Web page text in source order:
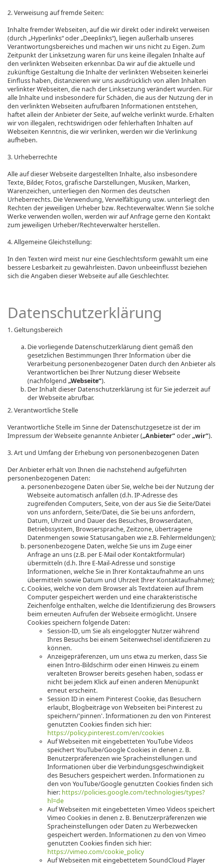
2. Verweisung auf fremde Seiten:
Inhalte fremder Webseiten, auf die wir direkt oder indirekt verweisen
(durch „Hyperlinks“ oder „Deeplinks“), liegen außerhalb unseres
Verantwortungsbereiches und machen wir uns nicht zu Eigen. Zum
Zeitpunkt der Linksetzung waren für uns keine illegalen Inhalte auf
den verlinkten Webseiten erkennbar. Da wir auf die aktuelle und
zukünftige Gestaltung die Inhalte der verlinkten Webseiten keinerlei
Einfluss haben, distanzieren wir uns ausdrücklich von allen Inhalten
verlinkter Webseiten, die nach der Linksetzung verändert wurden. Für
alle Inhalte und insbesondere für Schäden, die aus der Nutzung der in
den verlinkten Webseiten aufrufbaren Informationen entstehen,
haftet allein der Anbieter der Seite, auf welche verlinkt wurde. Erhalten
wir von illegalen, rechtswidrigen oder fehlerhaften Inhalten auf
Webseiten Kenntnis, die wir verlinken, werden wir die Verlinkung
aufheben.
3. Urheberrechte
Alle auf dieser Webseite dargestellten Inhalte, also insbesondere
Texte, Bilder, Fotos, grafische Darstellungen, Musiken, Marken,
Warenzeichen, unterliegen den Normen des deutschen
Urheberrechts. Die Verwendung, Vervielfältigung usw. unterliegt den
Rechten der jeweiligen Urheber bzw. Rechteverwalter. Wenn Sie solche
Werke verwenden wollen, werden wir auf Anfrage gerne den Kontakt
zum jeweiligen Urheber/Rechteverwalter herstellen.
4. Allgemeine Gleichstellung:
In den Texten wird meist nur eine Geschlechtsform gewählt um eine
bessere Lesbarkeit zu gewährleisten. Davon unbeeinflusst beziehen
sich die Angaben dieser Webseite auf alle Geschlechter.
Datenschutzerklärung
1. Geltungsbereich
Die vorliegende Datenschutzerklärung dient gemäß den
gesetzlichen Bestimmungen Ihrer Information über die
Verarbeitung personenbezogener Daten durch den Anbieter als
Verantwortlichen bei Ihrer Nutzung dieser Webseite
(nachfolgend „Webseite“).
Der Inhalt dieser Datenschutzerklärung ist für Sie jederzeit auf
der Webseite abrufbar.
2. Verantwortliche Stelle
Verantwortliche Stelle im Sinne der Datenschutzgesetze ist der im
Impressum der Webseite genannte Anbieter („Anbieter“oder„wir“).
3. Art und Umfang der Erhebung von personenbezogenen Daten
Der Anbieter erhält von Ihnen die nachstehend aufgeführten
personenbezogenen Daten:
personenbezogene Daten über Sie, welche bei der Nutzung der
Webseite automatisch anfallen (d.h. IP-Adresse des
zugreifenden Computers, Seite, von der aus Sie die Seite/Datei
von uns anfordern, Seite/Datei, die Sie bei uns anfordern,
Datum, Uhrzeit und Dauer des Besuches, Browserdaten,
Betriebssystem, Browsersprache, Zeitzone, übertragene
Datenmengen sowie Statusangaben wie z.B. Fehlermeldungen);
personenbezogene Daten, welche Sie uns im Zuge einer
Anfrage an uns (z.B. per E-Mail oder Kontaktformular)
übermitteln (d.h. Ihre E-Mail-Adresse und sonstige
Informationen, welche Sie in Ihrer Kontaktaufnahme an uns
übermitteln sowie Datum und Uhrzeit Ihrer Kontaktaufnahme);
Cookies, welche von dem Browser als Textdateien auf Ihrem
Computer gespeichert werden und eine charakteristische
Zeichenfolge enthalten, welche die Identifizierung des Browsers
beim erneuten Aufrufen der Webseite ermöglicht. Unsere
Cookies speichern folgende Daten:
Session-ID, um Sie als eingeloggter Nutzer während
Ihres Besuchs bei einem Seitenwechsel identifizieren zu
können.
Anzeigepräferenzen, um uns etwa zu merken, dass Sie
einen Intro-Bildschirm oder einen Hinweis zu einem
veralteten Browser bereits gesehen haben, sodass er
nicht bei jedem Klick auf einen anderen Menüpunkt
erneut erscheint.
Session ID in einem Pinterest Cookie, das Besuchern
erlaubt, Blogbeiträge von Webseiten bei Pinterest zu
speichern/'pinnen'. Informationen zu den von Pinterest
genutzten Cookies finden sich hier:
https://policy.pinterest.com/en/cookies
Auf Webseiten mit eingebetteten YouTube Videos
speichert YouTube/Google Cookies in denen z. B.
Benutzerpräferenzen wie Spracheinstellungen und
Informationen über die Verbindungsgeschwindigkeit
des Besuchers gespeichert werden. Informationen zu
den von YouTube/Google genutzten Cookies finden sich
hier: https://policies.google.com/technologies/types?
hl=de
Auf Webseiten mit eingebetteten Vimeo Videos speichert
Vimeo Cookies in denen z. B. Benutzerpräferenzen wie
Spracheinstellungen oder Daten zu Werbezwecken
gespeichert werden. Informationen zu den von Vimeo
genutzten Cookies finden sich hier:
https://vimeo.com/cookie_policy
Auf Webseiten mit eingebettetem SoundCloud Player